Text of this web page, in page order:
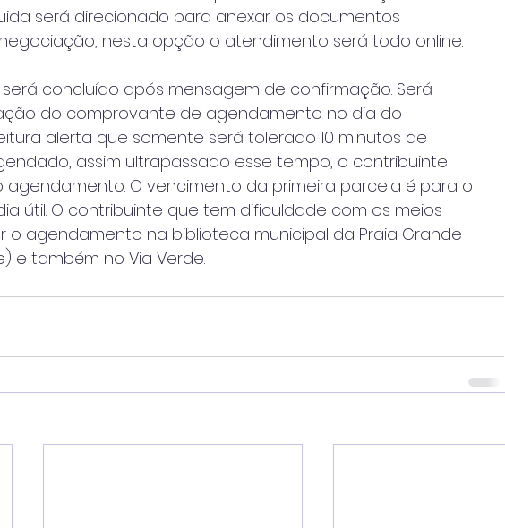
será direcionado para anexar os documentos
nesta opção o atendimento será todo online.
concluído após mensagem de confirmação. Será
do comprovante de agendamento no dia do
alerta que somente será tolerado 10 minutos de
assim ultrapassado esse tempo, o contribuinte
agendamento. O vencimento da primeira parcela é para o
útil. O contribuinte que tem dificuldade com os meios
o agendamento na biblioteca municipal da Praia Grande
e também no Via Verde.